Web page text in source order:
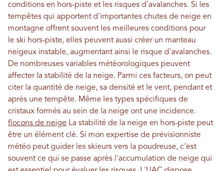
conditions en hors-piste et les risques d'avalanches. Si les
tempêtes qui apportent d'importantes chutes de neige en
montagne offrent souvent les meilleures conditions pour
le ski hors-piste, elles peuvent aussi créer un manteau
neigeux instable, augmentant ainsi le risque d'avalanches.
De nombreuses variables météorologiques peuvent
affecter la stabilité de la neige. Parmi ces facteurs, on peut
citer la quantité de neige, sa densité et le vent, pendant et
après une tempête. Même les types spécifiques de
cristaux formés au sein de la neige ont une incidence.
flocons de neige La stabilité de la neige en hors-piste peut
être un élément clé. Si mon expertise de prévisionniste
météo peut guider les skieurs vers la poudreuse, c'est
souvent ce qui se passe après l'accumulation de neige qui